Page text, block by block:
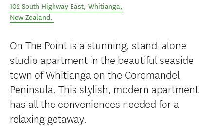
102 South Highway East, Whitianga,
New Zealand.
On The Point is a stunning, stand-alone
studio apartment in the beautiful seaside
town of Whitianga on the Coromandel
Peninsula. This stylish, modern apartment
has all the conveniences needed for a
relaxing getaway.